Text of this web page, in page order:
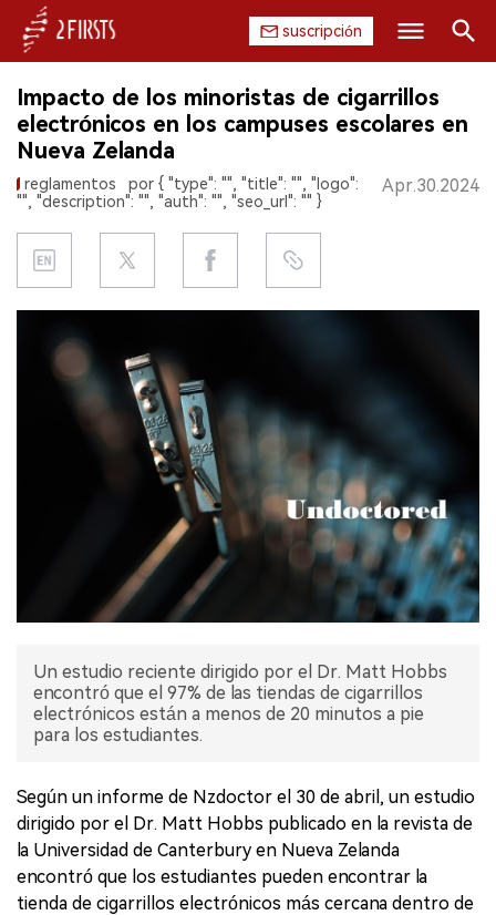
suscripción
INICIO
EMPRESA
REGULACIÓN
DATOS
Buscar
Impacto de los minoristas de cigarrillos
electrónicos en los campuses escolares en
Nueva Zelanda
reglamentos
por { "type": "", "title": "", "logo":
"", "description": "", "auth": "", "seo_url": "" }
Apr.30.2024
Un estudio reciente dirigido por el Dr. Matt Hobbs
encontró que el 97% de las tiendas de cigarrillos
electrónicos están a menos de 20 minutos a pie
para los estudiantes.
Según un informe de Nzdoctor el 30 de abril, un estudio
dirigido por el Dr. Matt Hobbs publicado en la revista de
la Universidad de Canterbury en Nueva Zelanda
encontró que los estudiantes pueden encontrar la
tienda de cigarrillos electrónicos más cercana dentro de